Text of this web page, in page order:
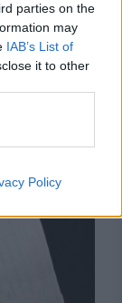
parties on the
may
IAB’s List of
it to other
Policy
european
Critici la